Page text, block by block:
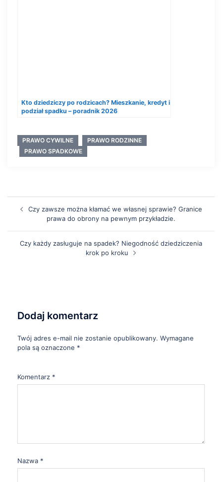
Kto dziedziczy po rodzicach? Mieszkanie, kredyt i
podział spadku – poradnik 2026
PRAWO CYWILNE
PRAWO RODZINNE
PRAWO SPADKOWE
Czy zawsze można kłamać we własnej sprawie? Granice
prawa do obrony na pewnym przykładzie.
Czy każdy zasługuje na spadek? Niegodność dziedziczenia
krok po kroku
Dodaj komentarz
Twój adres e-mail nie zostanie opublikowany. Wymagane
pola są oznaczone *
Komentarz *
Nazwa *